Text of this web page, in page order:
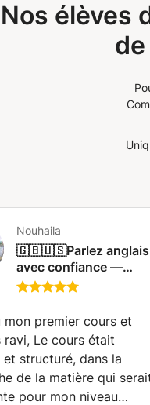
idiomatiques courantes.
de parler anglais couramment
universitaire,
académique et à l'écriture
Nos élèves
Nouhaila
🇬🇧🇺🇸Parlez anglais
avec confiance —
Voyages | Affaires |
Conversation 📚🗣️🤑✈️
(Charleroi)
mon premier cours et
ravi, Le cours était
et structuré, dans la
de la matière qui
pour mon niveau